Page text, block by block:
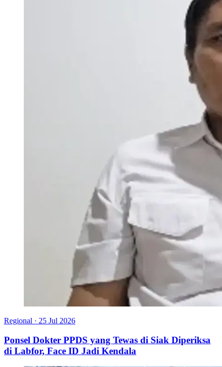
Regional · 25 Jul 2026
Ponsel Dokter PPDS yang Tewas di Siak Diperiksa
di Labfor, Face ID Jadi Kendala